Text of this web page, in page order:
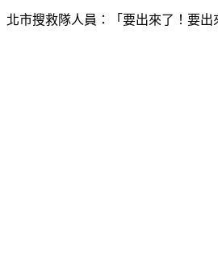
北市搜救隊人員：「要出來了！要出